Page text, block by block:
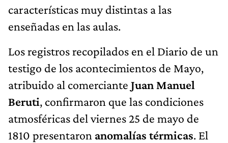
características muy distintas a las
enseñadas en las aulas.
Los registros recopilados en el Diario de un
testigo de los acontecimientos de Mayo,
atribuido al comerciante Juan Manuel
Beruti, confirmaron que las condiciones
atmosféricas del viernes 25 de mayo de
1810 presentaron anomalías térmicas. El